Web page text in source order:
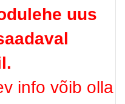
uus
info võib olla